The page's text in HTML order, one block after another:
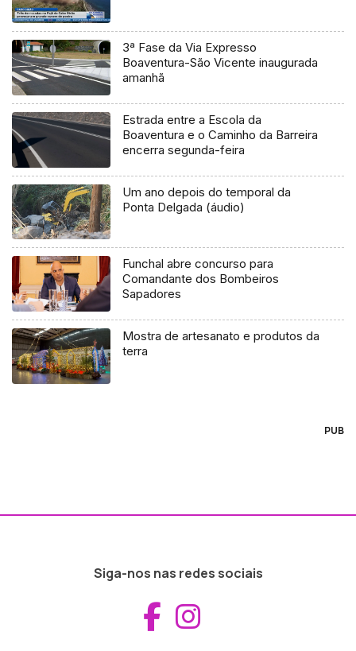
3ª Fase da Via Expresso
Boaventura-São Vicente inaugurada
amanhã
Estrada entre a Escola da
Boaventura e o Caminho da Barreira
encerra segunda-feira
Um ano depois do temporal da
Ponta Delgada (áudio)
Funchal abre concurso para
Comandante dos Bombeiros
Sapadores
Mostra de artesanato e produtos da
terra
PUB
Siga-nos nas redes sociais
Aceder ao